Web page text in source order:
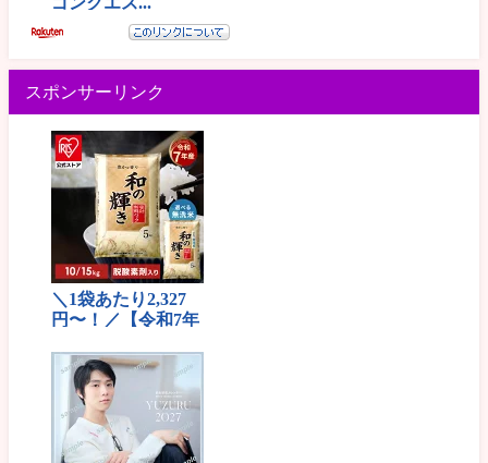
スポンサーリンク